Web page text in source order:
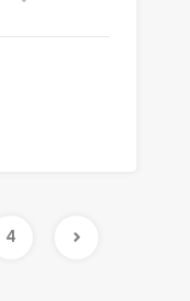
4